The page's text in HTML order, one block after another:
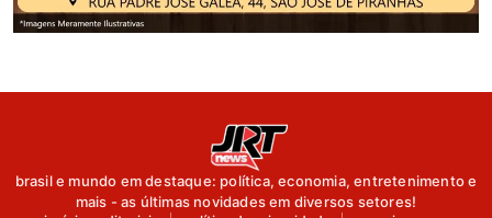
brasil e mundo em destaque: política, economia, entretenimento e
mais - as últimas novidades em diversos setores!